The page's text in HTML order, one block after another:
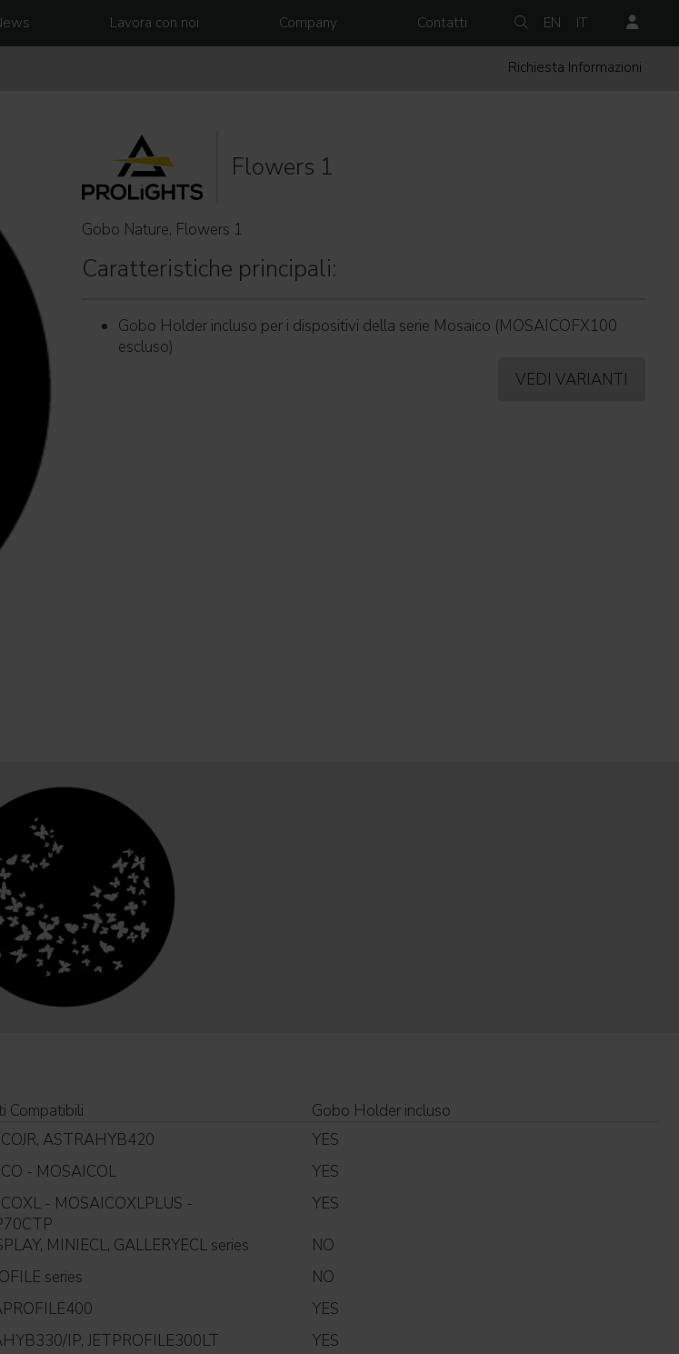
Lavora con noi Company Contatti EN IT
Richiesta Informazioni
Flowers 1
Gobo Nature, Flowers 1
Caratteristiche principali:
Gobo Holder incluso per i dispositivi della serie Mosaico (MOSAICOFX100
escluso)
VEDI VARIANTI
Compatibili
Gobo Holder incluso
ASTRAHYB420
YES
- MOSAICOL
YES
- MOSAICOXLPLUS -
YES
MINIECL, GALLERYECL series
NO
series
NO
YES
IP, JETPROFILE300LT
YES